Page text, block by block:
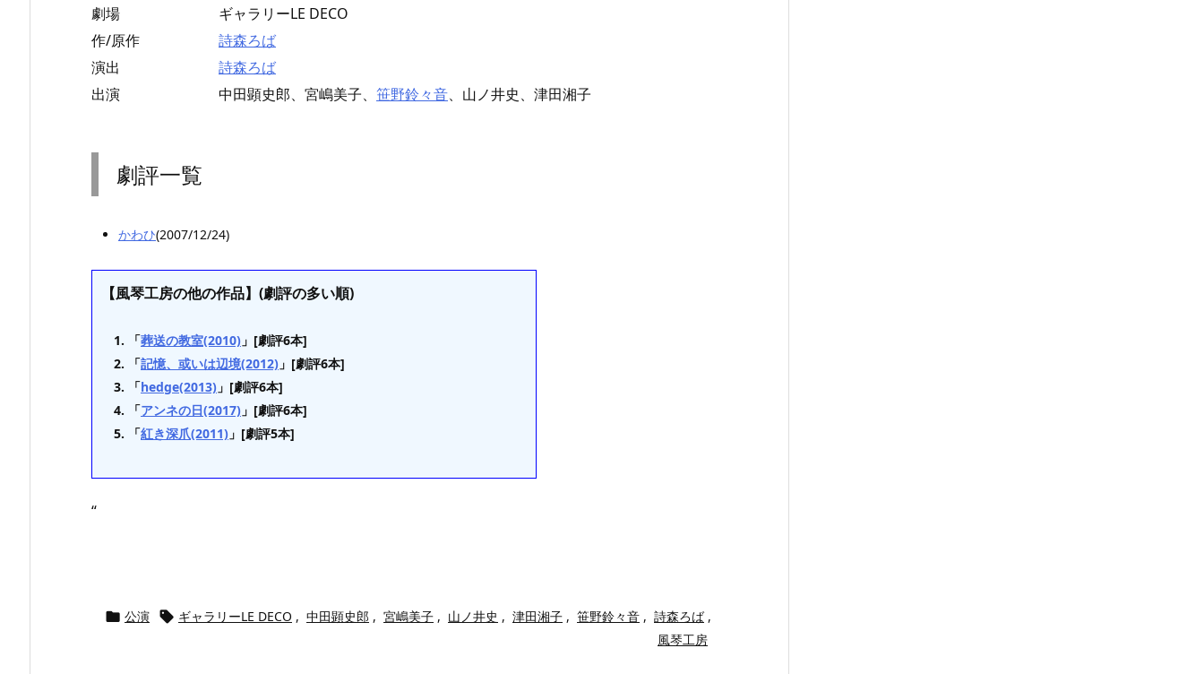
劇場
ギャラリーLE DECO
作/原作
詩森ろば
演出
詩森ろば
出演
中田顕史郎、宮嶋美子、 笹野鈴々音、山ノ井史、津田湘子
劇評一覧
かわひ(2007/12/24)
【風琴工房の他の作品】(劇評の多い順)
「葬送の教室(2010) 」[劇評6本]
「記憶、或いは辺境(2012) 」[劇評6本]
「hedge(2013) 」[劇評6本]
「アンネの日(2017) 」[劇評6本]
「紅き深爪(2011) 」[劇評5本]
“
 公演  ギャラリーLE DECO , 中田顕史郎 , 宮嶋美子 , 山ノ井史 , 津田湘子 , 笹野鈴々音 , 詩森ろば ,
風琴工房